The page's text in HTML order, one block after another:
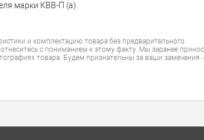
марки КВВ-П (а).
и комплектацию товара без предварительного
с пониманием к этому факту. Мы заранее
товара. Будем признательны за ваши замечания